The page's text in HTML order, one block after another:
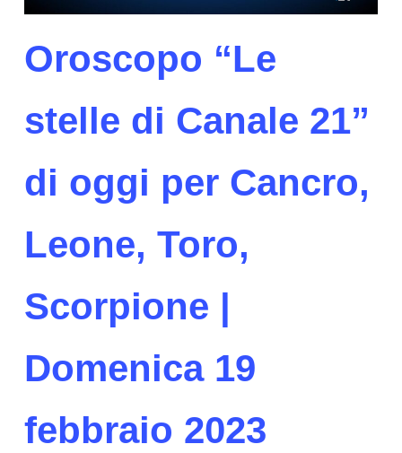
Oroscopo “Le
stelle di Canale 21”
di oggi per Cancro,
Leone, Toro,
Scorpione |
Domenica 19
febbraio 2023